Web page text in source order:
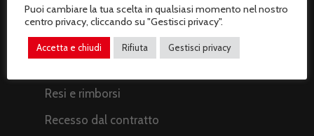
Spedizioni
Metodi di pagamento
Resi e rimborsi
Recesso dal contratto
Puoi cambiare la tua scelta in qualsiasi momento nel nostro
centro privacy, cliccando su "Gestisci privacy".
Accetta e chiudi Rifiuta Gestisci privacy